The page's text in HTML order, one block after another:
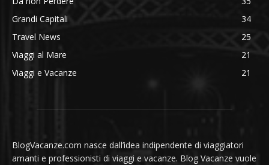
Grandi Capitali
34
Travel News
25
Viaggi al Mare
21
Viaggi e Vacanze
21
BlogVacanze.com nasce dall’idea indipendente di viaggiatori
amanti e professionisti di viaggi e vacanze. Blog Vacanze vuole